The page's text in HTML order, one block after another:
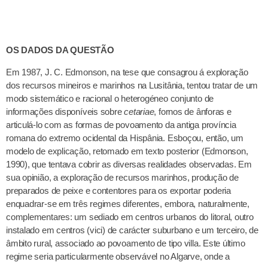
OS DADOS DA QUESTÃO
Em 1987, J. C. Edmonson, na tese que consagrou á exploração
dos recursos mineiros e marinhos na Lusitânia, tentou tratar de um
modo sistemático e racional o heterogéneo conjunto de
informações disponíveis sobrecetariae, fornos de ânforas e
articulá-lo com as formas de povoamento da antiga província
romana do extremo ocidental da Hispânia. Esboçou, então, um
modelo de explicação, retomado em texto posterior (Edmonson,
1990), que tentava cobrir as diversas realidades observadas. Em
sua opinião, a exploração de recursos marinhos, produção de
preparados de peixe e contentores para os exportar poderia
enquadrar-se em três regimes diferentes, embora, naturalmente,
complementares: um sediado em centros urbanos do litoral, outro
instalado em centros (vici) de carácter suburbano e um terceiro, de
âmbito rural, associado ao povoamento de tipo villa. Este último
regime seria particularmente observável no Algarve, onde a